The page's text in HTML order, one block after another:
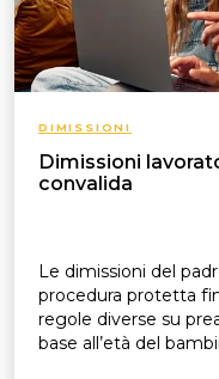
DIMISSIONI
Dimissioni
convalida
Le dimissioni del
procedura protetta
regole diverse su
base all’età del